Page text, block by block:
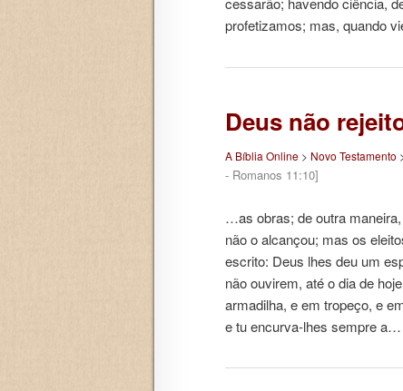
profetizamos; mas, quando
Deus não
A Bíblia Online > Novo Testamento
- Romanos 11:10]
…as obras; de outra
não o alcançou; mas os
escrito: Deus lhes deu um
não ouvirem, até o dia de
armadilha, e em tropeço, e
e tu encurva-lhes sempre a…